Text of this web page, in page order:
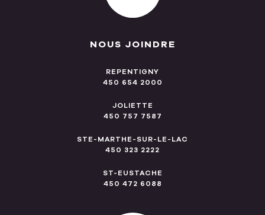
NOUS JOINDRE
REPENTIGNY
450 654 2000
JOLIETTE
450 757 7587
STE-MARTHE-SUR-LE-LAC
450 323 2222
ST-EUSTACHE
450 472 6088